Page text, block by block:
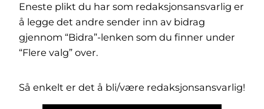
Eneste plikt du har som redaksjonsansvarlig er
å legge det andre sender inn av bidrag
gjennom “Bidra”-lenken som du finner under
“Flere valg” over.
Så enkelt er det å bli/være redaksjonsansvarlig!